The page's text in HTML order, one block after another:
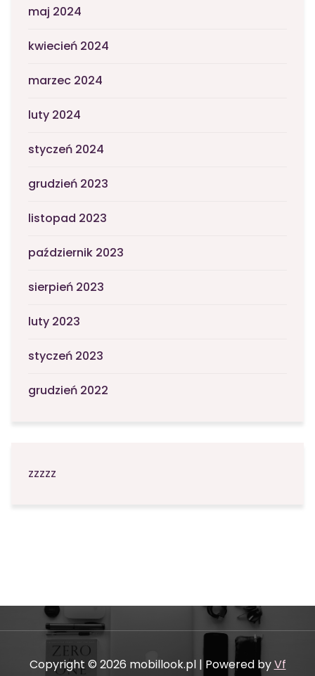
maj 2024
kwiecień 2024
marzec 2024
luty 2024
styczeń 2024
grudzień 2023
listopad 2023
październik 2023
sierpień 2023
luty 2023
styczeń 2023
grudzień 2022
zzzzz
Copyright © 2026 mobillook.pl | Powered byVf